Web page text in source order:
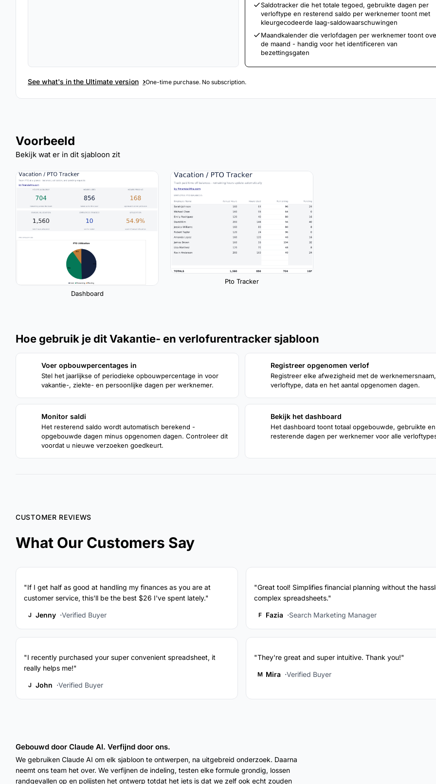
Saldotracker die het totale tegoed, gebruikte dagen per
verloftype en resterend saldo per werknemer toont met
kleurgecodeerde laag-saldowaarschuwingen
Maandkalender die verlofdagen per werknemer toont
de maand - handig voor het identificeren van
bezettingsgaten
See what's in the Ultimate version ›One-time purchase. No subscription.
Voorbeeld
Bekijk wat er in dit sjabloon zit
Dashboard
Pto Tracker
Hoe gebruik je dit Vakantie- en verlofurentracker sjabloon
Voer opbouwpercentages in
Stel het jaarlijkse of periodieke opbouwpercentage in voor
vakantie-, ziekte- en persoonlijke dagen per werknemer.
Registreer opgenomen verlof
Registreer elke afwezigheid met de werknemersnaam,
verloftype, data en het aantal opgenomen dagen.
Monitor saldi
Het resterend saldo wordt automatisch berekend -
opgebouwde dagen minus opgenomen dagen. Controleer dit
voordat u nieuwe verzoeken goedkeurt.
Bekijk het dashboard
Het dashboard toont totaal opgebouwde, gebruikte en
resterende dagen per werknemer voor alle
CUSTOMER REVIEWS
What Our Customers Say
"If I get half as good at handling my finances as you are at
customer service, this'll be the best $26 I've spent lately."
J Jenny Verified Buyer
"Great tool! Simplifies financial planning without the
complex spreadsheets."
F Fazia Search Marketing Manager
"I recently purchased your super convenient spreadsheet, it
really helps me!"
J John Verified Buyer
"They're great and super intuitive. Thank you!"
M Mira Verified Buyer
Gebouwd door Claude AI. Verfijnd door ons.
We gebruiken Claude AI om elk sjabloon te ontwerpen, na uitgebreid onderzoek. Daarna
neemt ons team het over. We verfijnen de indeling, testen elke formule grondig, lossen
randgevallen op en polijsten het ontwerp totdat het iets is dat we zelf ook echt zouden